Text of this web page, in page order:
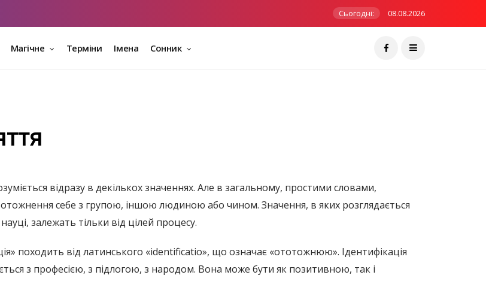
Сьогодні: 08.08.2026
Магічне Терміни Імена Сонник
відразу в декількох значеннях. Але в загальному, простими словами,
себе з групою, іншою людиною або чином. Значення, в яких розглядається
залежать тільки від цілей процесу.
походить від латинського «identificatio», що означає «ототожнюю». Ідентифікація
з професією, з підлогою, з народом. Вона може бути як позитивною, так і